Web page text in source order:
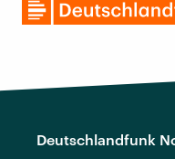
Deutschlandfunk